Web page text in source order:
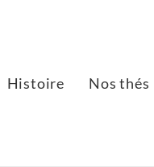
Histoire Nos thés